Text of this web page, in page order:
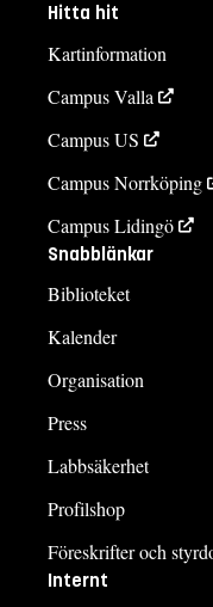
Hitta hit
Kartinformation
Campus Valla
Campus US
Campus Norrköping
Campus Lidingö
Snabblänkar
Biblioteket
Kalender
Organisation
Press
Labbsäkerhet
Profilshop
Föreskrifter och
Internt